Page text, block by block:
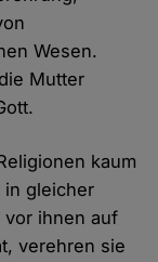
Wesen.
Mutter
kaum
in gleicher
vor ihnen auf
verehren sie